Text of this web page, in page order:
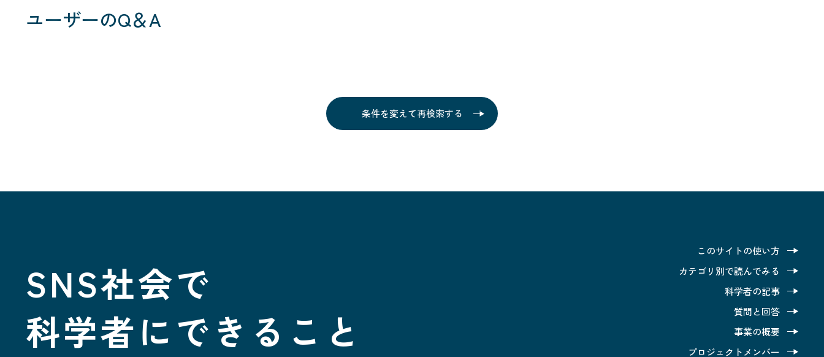
ユーザーのQ＆A
条件を変えて再検索する
SNS社会で
科学者にできること
このサイトの使い方
カテゴリ別で読んでみる
科学者の記事
質問と回答
事業の概要
プロジェクトメンバー